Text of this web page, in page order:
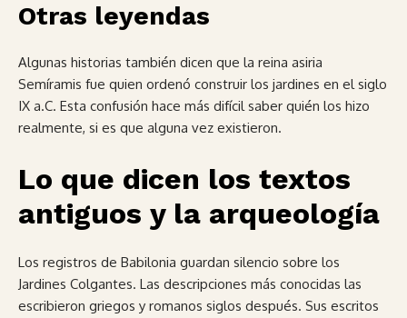
Otras leyendas
Algunas historias también dicen que la reina asiria
Semíramis fue quien ordenó construir los jardines en el siglo
IX a.C. Esta confusión hace más difícil saber quién los hizo
realmente, si es que alguna vez existieron.
Lo que dicen los textos
antiguos y la arqueología
Los registros de Babilonia guardan silencio sobre los
Jardines Colgantes. Las descripciones más conocidas las
escribieron griegos y romanos siglos después. Sus escritos